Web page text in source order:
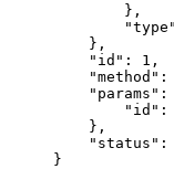
},
"type"
},
"id" : 1 ,
"method" :
"params" :
"id" :
},
"status" :
}